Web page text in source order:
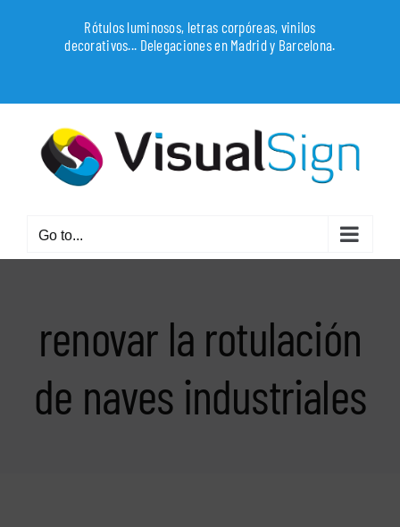
Rótulos luminosos, letras corpóreas, vinilos
decorativos... Delegaciones en Madrid y Barcelona.
Go to...
renovar la rotulación
de naves industriales